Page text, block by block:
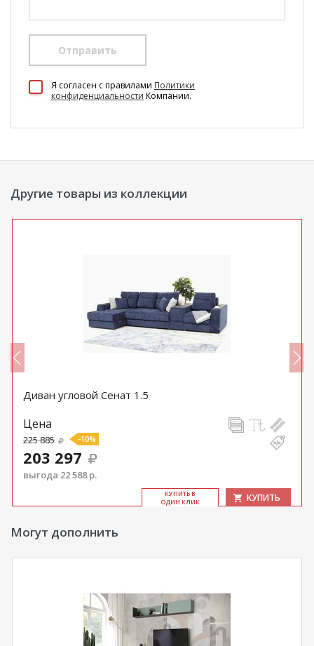
Отправить
Я согласен c правилами Политики
конфиденциальности Компании.
Другие товары из коллекции
Диван угловой Сенат 1.5
Цена
225 885 -10%
203 297
выгода 22 588 р.
КУ­ПИТЬ В
ОДИН КЛИК
КУПИТЬ
Могут дополнить